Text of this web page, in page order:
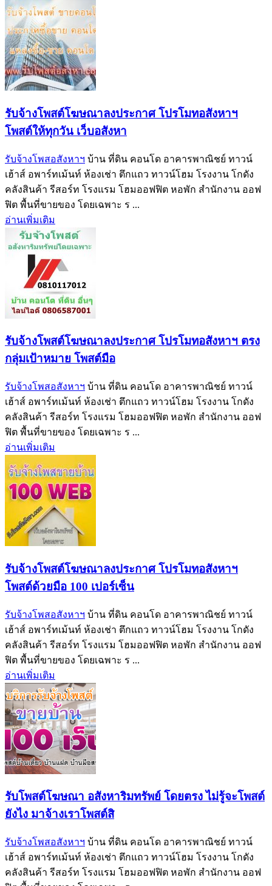
รับจ้างโพสต์โฆษณาลงประกาศ โปรโมทอสังหาฯ
โพสต์ให้ทุกวัน เว็บอสังหา
รับจ้างโพสอสังหาฯ บ้าน ที่ดิน คอนโด อาคารพาณิชย์ ทาวน์
เฮ้าส์ อพาร์ทเม้นท์ ห้องเช่า ตึกแถว ทาวน์โฮม โรงงาน โกดัง
คลังสินค้า รีสอร์ท โรงแรม โฮมออฟฟิต หอพัก สำนักงาน ออฟ
ฟิต พื้นที่ขายของ โดยเฉพาะ ร ...
อ่านเพิ่มเติม
รับจ้างโพสต์โฆษณาลงประกาศ โปรโมทอสังหาฯ ตรง
กลุ่มเป้าหมาย โพสต์มือ
รับจ้างโพสอสังหาฯ บ้าน ที่ดิน คอนโด อาคารพาณิชย์ ทาวน์
เฮ้าส์ อพาร์ทเม้นท์ ห้องเช่า ตึกแถว ทาวน์โฮม โรงงาน โกดัง
คลังสินค้า รีสอร์ท โรงแรม โฮมออฟฟิต หอพัก สำนักงาน ออฟ
ฟิต พื้นที่ขายของ โดยเฉพาะ ร ...
อ่านเพิ่มเติม
รับจ้างโพสต์โฆษณาลงประกาศ โปรโมทอสังหาฯ
โพสต์ด้วยมือ 100 เปอร์เซ็น
รับจ้างโพสอสังหาฯ บ้าน ที่ดิน คอนโด อาคารพาณิชย์ ทาวน์
เฮ้าส์ อพาร์ทเม้นท์ ห้องเช่า ตึกแถว ทาวน์โฮม โรงงาน โกดัง
คลังสินค้า รีสอร์ท โรงแรม โฮมออฟฟิต หอพัก สำนักงาน ออฟ
ฟิต พื้นที่ขายของ โดยเฉพาะ ร ...
อ่านเพิ่มเติม
รับโพสต์โฆษณา อสังหาริมทรัพย์ โดยตรง ไม่รู้จะโพสต์
ยังไง มาจ้างเราโพสต์สิ
รับจ้างโพสอสังหาฯ บ้าน ที่ดิน คอนโด อาคารพาณิชย์ ทาวน์
เฮ้าส์ อพาร์ทเม้นท์ ห้องเช่า ตึกแถว ทาวน์โฮม โรงงาน โกดัง
คลังสินค้า รีสอร์ท โรงแรม โฮมออฟฟิต หอพัก สำนักงาน ออฟ